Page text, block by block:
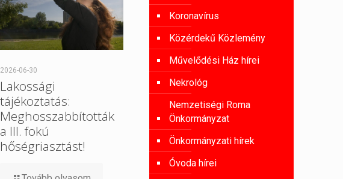
2026-06-30
Lakossági
tájékoztatás:
Meghosszabbították
a III. fokú
hőségriasztást!
Koronavírus
Közérdekű Közlemény
Művelődési Ház hírei
Nekrológ
Nemzetiségi Roma
Önkormányzat
Önkormányzati hírek
Óvoda hírei